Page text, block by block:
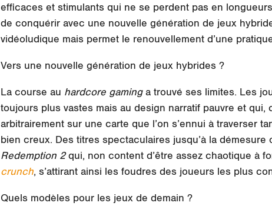
efficaces et stimulants qui ne se perdent pas en
de conquérir avec une nouvelle génération de jeux
vidéoludique mais permet le renouvellement d’une
Vers une nouvelle génération de jeux hybrides ?
La course au hardcore gaminga trouvé ses limites. Les
toujours plus vastes mais au design narratif pauvre et
arbitrairement sur une carte que l’on s’ennui à traverser
bien creux. Des titres spectaculaires jusqu’à la
Redemption 2qui, non content d’être assez chaotique à
crunch, s’attirant ainsi les foudres des joueurs les plus
Quels modèles pour les jeux de demain ?